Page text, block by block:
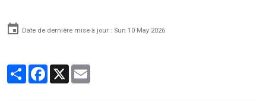
Date de dernière mise à jour : Sun 10 May 2026
PartagerFacebook
X